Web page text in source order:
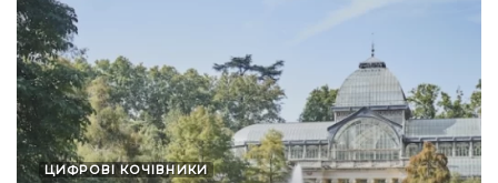
ЦИФРОВІ КОЧІВНИКИ